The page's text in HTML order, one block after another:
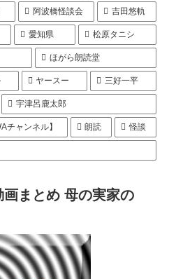
阿波橋怪談会 吉田悠軌
愛知県 松原タニシ
ほがら朗読堂
ヤースー 三好一平
宇津呂鹿太郎
チャンネル】 朗読 怪談
まとめ 母の実家の